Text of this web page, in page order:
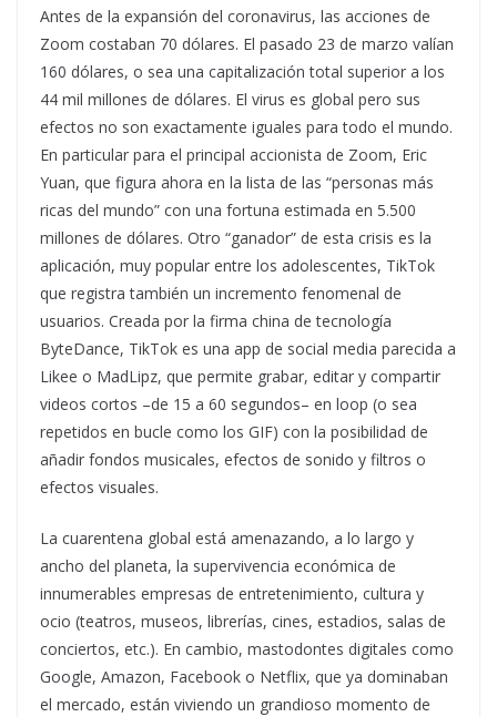
Antes de la expansión del coronavirus, las acciones de
Zoom costaban 70 dólares. El pasado 23 de marzo valían
160 dólares, o sea una capitalización total superior a los
44 mil millones de dólares. El virus es global pero sus
efectos no son exactamente iguales para todo el mundo.
En particular para el principal accionista de Zoom, Eric
Yuan, que figura ahora en la lista de las “personas más
ricas del mundo” con una fortuna estimada en 5.500
millones de dólares. Otro “ganador” de esta crisis es la
aplicación, muy popular entre los adolescentes, TikTok
que registra también un incremento fenomenal de
usuarios. Creada por la firma china de tecnología
ByteDance, TikTok es una app de social media parecida a
Likee o MadLipz, que permite grabar, editar y compartir
videos cortos –de 15 a 60 segundos– en loop (o sea
repetidos en bucle como los GIF) con la posibilidad de
añadir fondos musicales, efectos de sonido y filtros o
efectos visuales.
La cuarentena global está amenazando, a lo largo y
ancho del planeta, la supervivencia económica de
innumerables empresas de entretenimiento, cultura y
ocio (teatros, museos, librerías, cines, estadios, salas de
conciertos, etc.). En cambio, mastodontes digitales como
Google, Amazon, Facebook o Netflix, que ya dominaban
el mercado, están viviendo un grandioso momento de